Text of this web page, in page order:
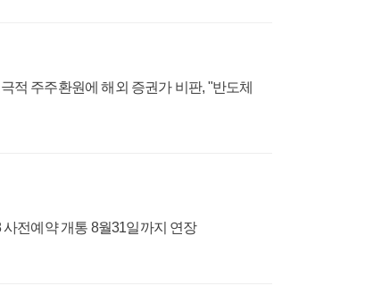
적 주주환원에 해외 증권가 비판, "반도체
전예약 개통 8월31일까지 연장